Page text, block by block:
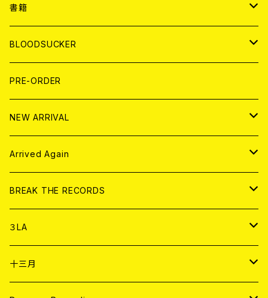
７EP
LP
WORLD
7EP
LP
JAPAN
T-shirt
HOOD
WORLD
T-shirt
HOOD
書籍
MAGAZINE
BOLLOCKS
EL ZINE
写真集 (PHOTOBOOK)
BLOODSUCKER
CD
アナログ
アパレル
書籍
DIGITAL CONTENTS
PRE-ORDER
NEW ARRIVAL
CD
アナログ
Arrived Again
CD
アナログ
BREAK THE RECORDS
CD
ANALOG
３LA
CD
十三月